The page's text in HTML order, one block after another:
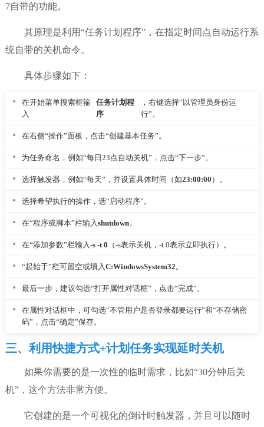
7自带的功能。
其原理是利用“任务计划程序”，在指定时间点自动运行系
统自带的关机命令。
具体步骤如下：
在开始菜单搜索框输
入
任务计划程
序
，右键选择“以管理员身份运
行”。
在右侧“操作”面板，点击“创建基本任务”。
为任务命名，例如“每日23点自动关机”，点击“下一步”。
选择触发器，例如“每天”，并设置具体时间（如23:00:00 ）。
选择希望执行的操作，选“启动程序”。
在“程序或脚本”栏输入 shutdown。
在“添加参数”栏输入 -s -t 0 （-s表示关机，-t 0表示立即执行）。
“起始于”栏可留空或填入 C:WindowsSystem32 。
最后一步，建议勾选“打开属性对话框”，点击“完成”。
在属性对话框中，可勾选“不管用户是否登录都要运行”和“不存储密
码”，点击“确定”保存。
三、利用快捷方式+计划任务实现延时关机
如果你需要的是一次性的临时需求，比如“30分钟后关
机”，这个方法非常方便。
它创建的是一个可视化的倒计时触发器，并且可以随时